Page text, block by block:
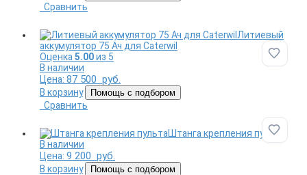
Сравнить
Литиевый
аккумулятор 75 Ач для Caterwil
Оценка 5.00из 5
В наличии
Цена: 87 500 руб.
В корзину Помощь с подбором
Сравнить
Штанга крепления пульта
В наличии
Цена: 9 200 руб.
В корзину Помощь с подбором